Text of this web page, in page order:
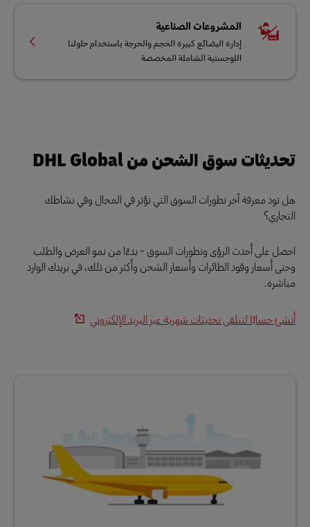
المشروعات الصناعية
إدارة البضائع كبيرة الحجم والحرجة باستخدام حلولنا
اللوجستية الشاملة المخصصة
تحديثات سوق الشحن من DHL Global
هل تود معرفة آخر تطورات السوق التي تؤثر في المجال وفي نشاطك
التجاري؟
احصل على أحدث الرؤى وتطورات السوق - بدءًا من نمو العرض والطلب
وحتى أسعار وقود الطائرات وأسعار الشحن وأكثر من ذلك، في بريدك الوارد
مباشرة.
أنشئ حسابًا لتتلقى تحديثات شهرية عبر البريد الإلكتروني